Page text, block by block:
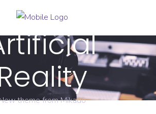
theme from Mikado